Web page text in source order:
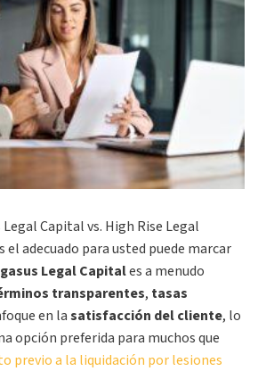
Capital vs. High Rise Legal
el adecuado para usted puede marcar
Legal Capitales a menudo
transparentes, tasas
en lasatisfacción del cliente, lo
opción preferida para muchos que
previo a la liquidación por lesiones